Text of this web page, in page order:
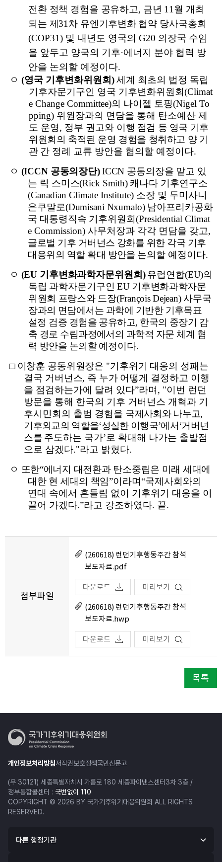
전환 정책 경험을 공유하고, 금년 11 월 개최
되는 제 31 차 유엔기후변화 협약 당사국총회
(COP31) 및 내년도 영국의 G20 의장국 수임
을 앞두고 양국의 기후·에너지 분야 협력 방
안을 논의할 예정이다.
ㅇ (영국 기후변화위원회) 세계 최초의 법정 독립
기후자문기구인 영국 기후변화위원회 (Climat
e Change Committee)의 나이젤 토핑(Nigel To
pping) 위원장과의 면담을 통해 탄소예산 제
도 운영, 정부 권고와 이행 점검 등 영국 기후
위원회의 축적된 운영 경험을 청취하고 양 기
관 간 정례 교류 방안을 협의할 예정이다.
ㅇ (ICCN 공동의장단)ICCN 공동의장을 맡고 있
는 릭 스미스(Rick Smith) 캐나다 기후연구소
(Canadian Climate Institute) 소장 및 두미사니
은쿠말로(Dumisani Nxumalo) 남아프리카공화
국 대통령직속 기후위원회 (Presidential Climat
e Commission) 사무처장과 각각 면담을 갖고,
글로벌 기후 거버넌스 강화를 위한 각국 기후
대응위의 역할 확대 방안을 논의할 예정이다.
ㅇ (EU 기후변화과학자문위원회) 유럽연합(EU)의
독립 과학자문기구인EU 기후변화과학자문
위원회 프랑스와 드장(François Dejean) 사무국
장과의 면담에서는 과학에 기반한 기후목표
설정 검증 경험을 공유하고, 한국의 중장기 감
축 경로 수립과정에서의 과학적 자문 체계 협
력 방안을 논의할 예정이다.
□ 이창훈 공동위원장은 "기후위기 대응의 성패는
결국 거버넌스, 즉 누가 어떻게 결정하고 이행
을 점검하는가에 달려 있다”라며 , "이번 런던
방문을 통해 한국의 기후 거버넌스 개혁과 기
후시민회의 출범 경험을 국제사회와 나누고,
기후외교의 역할을‘성실한 이행국’에서‘거버넌
스를 주도하는 국가’로 확대해 나가는 출발점
으로 삼겠다."라고 밝혔다.
ㅇ 또한“에너지 대전환과 탄소중립은 미래 세대에
대한 현 세대의 책임”이라며 “국제사회와의
연대 속에서 흔들림 없이 기후위기 대응을 이
끌어 가겠다.”라고 강조하였다. 끝.
첨부파일
(260618) 런던기후행동주간 참석
보도자료.pdf
다운로드 미리보기
(260618) 런던기후행동주간 참석
보도자료.hwp
다운로드 미리보기
목록
개인정보처리방침저작권보호정책국민신문고
(우 30121) 세종특별자치시 가름로 180 세종파이낸스센터3차 3층 /
정부통합콜센터 : 국번없이 110
COPYRIGHT © 2026 BY 국가기후위기대응위원회 ALL RIGHTS
RESERVED.
다른 행정기관